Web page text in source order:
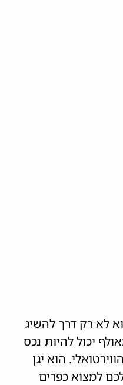
לא רק דרך להשיג
יכול להיות נכס
הוא יגן
למצוא כפרים